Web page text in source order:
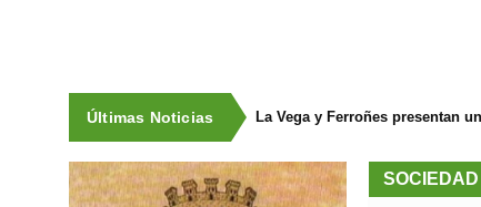
Últimas Noticias La Vega y Ferroñes presentan
SOCIEDAD